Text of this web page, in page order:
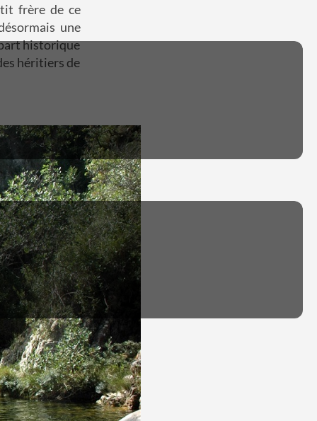
frère de ce
une
historique
héritiers de